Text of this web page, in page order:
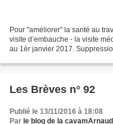
Pour "améliorer" la santé au
visite d’embauche - la visite
au 1èr janvier 2017.
Les Brèves n° 92
Publié le 13/11/2016 à 18:08
Par le blog de la